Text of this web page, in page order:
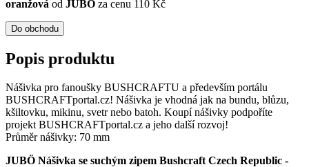
oranžová od JUBÖ za cenu 110 Kč
Do obchodu
Popis produktu
Nášivka pro fanoušky BUSHCRAFTU a především portálu
BUSHCRAFTportal.cz! Nášivka je vhodná jak na bundu, blůzu,
kšiltovku, mikinu, svetr nebo batoh. Koupí nášivky podpoříte
projekt BUSHCRAFTportal.cz a jeho další rozvoj!
Průměr nášivky: 70 mm
JUBÖ Nášivka se suchým zipem Bushcraft Czech Republic -